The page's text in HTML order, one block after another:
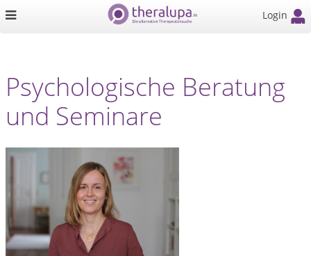
Login
Psychologische Beratung
und Seminare